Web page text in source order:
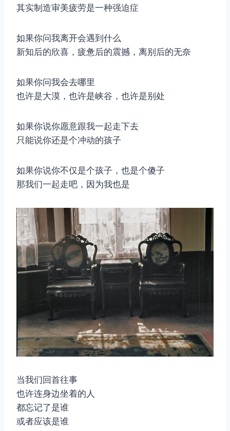
其实制造审美疲劳是一种强迫症
如果你问我离开会遇到什么
新知后的欣喜，疲惫后的震撼，离别后的无奈
如果你问我会去哪里
也许是大漠，也许是峡谷，也许是别处
如果你说你愿意跟我一起走下去
只能说你还是个冲动的孩子
如果你说你不仅是个孩子，也是个傻子
那我们一起走吧，因为我也是
当我们回首往事
也许连身边坐着的人
都忘记了是谁
或者应该是谁